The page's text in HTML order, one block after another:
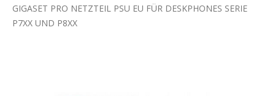
GIGASET PRO NETZTEIL PSU EU FÜR DESKPHONES SERIE
P7XX UND P8XX